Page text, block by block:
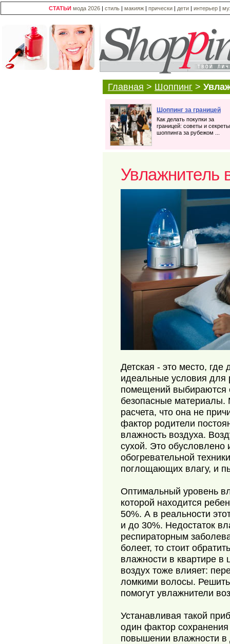
СТАТЬИ мода 2026 | стиль | макияж | прически | дети | интерьер |
Главная > Шоппинг >
Шоппинг за границей
Как делать покупки за
границей: советы и секреты
шоппинга за рубежом ...
Увлажнитель
Детская - это место,
идеальные условия для
помещений выбираются
безопасные материалы.
расчета, что она не
фактор родители
влажность воздуха.
сухой. Это обусловлено
обогревательной
поглощающих влагу, и
Оптимальный уровень
которой находится
50%. А в реальности
и до 30%. Недостаток
респираторным
болеет, то стоит
влажности в квартире в
воздух тоже влияет:
ломкими волосы.
помогут увлажнители
Устанавливая такой
один фактор
повышении влажности